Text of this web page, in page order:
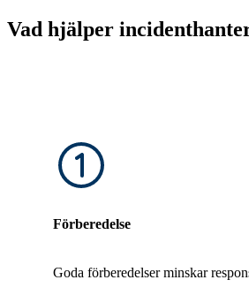
Vad hjälper
Förberedelse
Goda förberedelser minskar